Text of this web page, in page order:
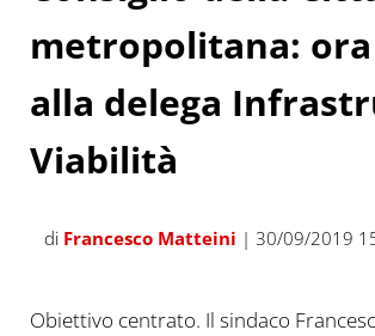
metropolitana:
alla delega
Viabilità
di Francesco Matteini | 30/09/2019
Obiettivo centrato. Il sindaco